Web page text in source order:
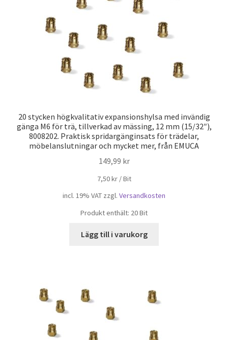
20 stycken högkvalitativ expansionshylsa med invändig
gänga M6 för trä, tillverkad av mässing, 12 mm (15/32″),
8008202. Praktisk spridargänginsats för trädelar,
möbelanslutningar och mycket mer, från EMUCA
149,99 kr
7,50kr/Bit
incl. 19% VAT zzgl. Versandkosten
Produkt enthält: 20Bit
Lägg till i varukorg